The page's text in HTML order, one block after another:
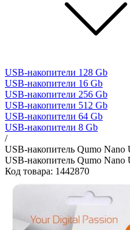
USB-накопители 128 Gb
USB-накопители 16 Gb
USB-накопители 256 Gb
USB-накопители 512 Gb
USB-накопители 64 Gb
USB-накопители 8 Gb
/
USB-накопитель Qumo
USB-накопитель Qumo
Код товара: 1442870